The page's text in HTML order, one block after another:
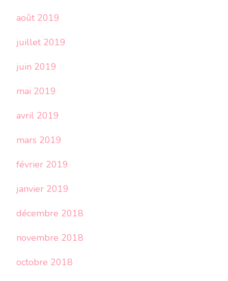
août 2019
juillet 2019
juin 2019
mai 2019
avril 2019
mars 2019
février 2019
janvier 2019
décembre 2018
novembre 2018
octobre 2018